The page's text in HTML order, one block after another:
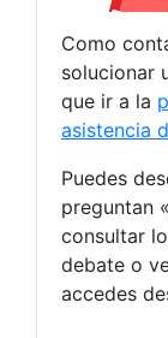
Como
solucionar
que ir a la
asistencia
Puedes
preguntan
consultar
debate o
accedes